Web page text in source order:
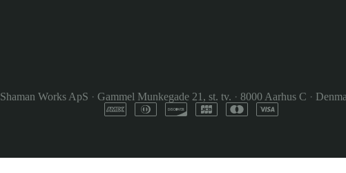
Shaman Works ApS · Gammel Munkegade 21, st. tv. · 8000 Aarhus C ·